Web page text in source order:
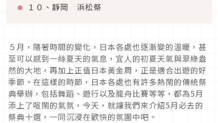
１０、靜岡 浜松祭
５月，隨著時間的變化，日本各處也逐漸變的溫暖，甚
至可以感到一絲夏天的氣息，宜人的初夏天氣與翠綠盎
然的大地，再加上正值日本黃金周，正是適合出遊的好
季節。在這樣的時節，日本各處也有許多熱鬧的傳統祭
典舉辦，包括舞蹈、遊行以及龍舟比賽等等，都為5月
添上了喧鬧的氣氛，今天，就讓我們來介紹5月必去的
祭典十選，一同沉浸在歡快的氛圍中吧。